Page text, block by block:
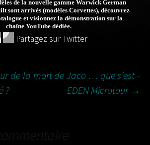
de la nouvelle gamme Warwick German
sont arrivés (modèles Corvettes), découvrez
et visionnez la démonstration sur la
chaîne YouTube dédiée.
Partagez sur Twitter
DES
de la mort de Jaco … que s’est -
?
EDEN Microtour →